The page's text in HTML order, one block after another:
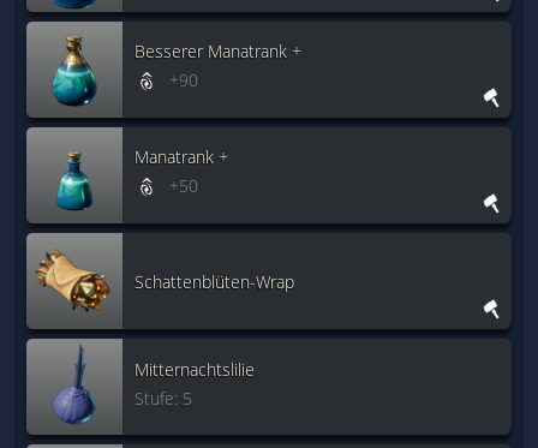
Besserer Manatrank +
+90
Manatrank +
+50
Schattenblüten-Wrap
Mitternachtslilie
Stufe: 5